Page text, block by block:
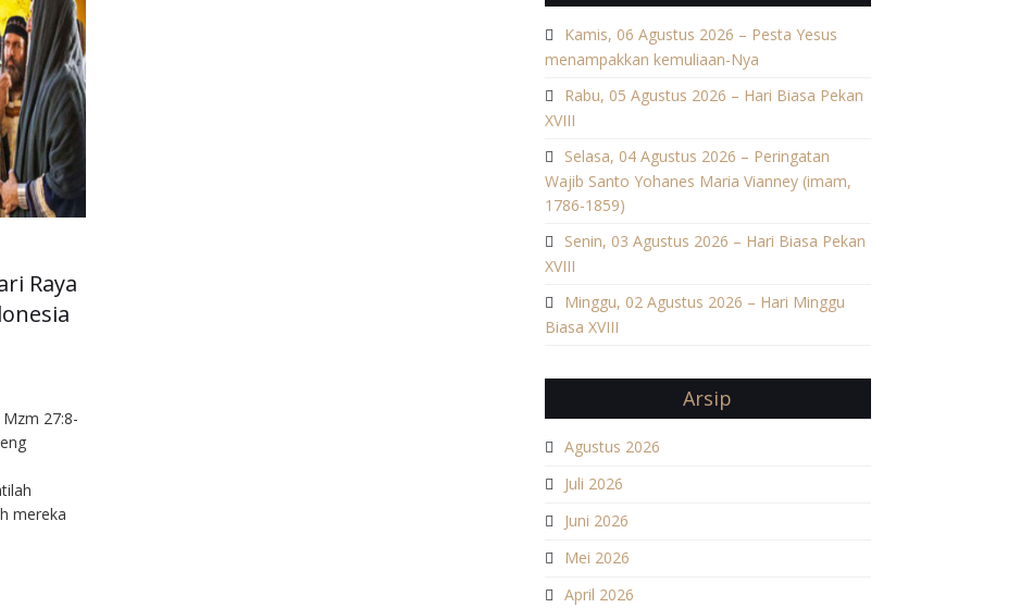
Raya
27:8-
mereka
yang
pada
Kamis, 06 Agustus 2026 – Pesta Yesus
menampakkan kemuliaan-Nya
Rabu, 05 Agustus 2026 – Hari Biasa Pekan
XVIII
Selasa, 04 Agustus 2026 – Peringatan
Wajib Santo Yohanes Maria Vianney (imam,
1786-1859)
Senin, 03 Agustus 2026 – Hari Biasa Pekan
XVIII
Minggu, 02 Agustus 2026 – Hari Minggu
Biasa XVIII
Arsip
Agustus 2026
Juli 2026
Juni 2026
Mei 2026
April 2026